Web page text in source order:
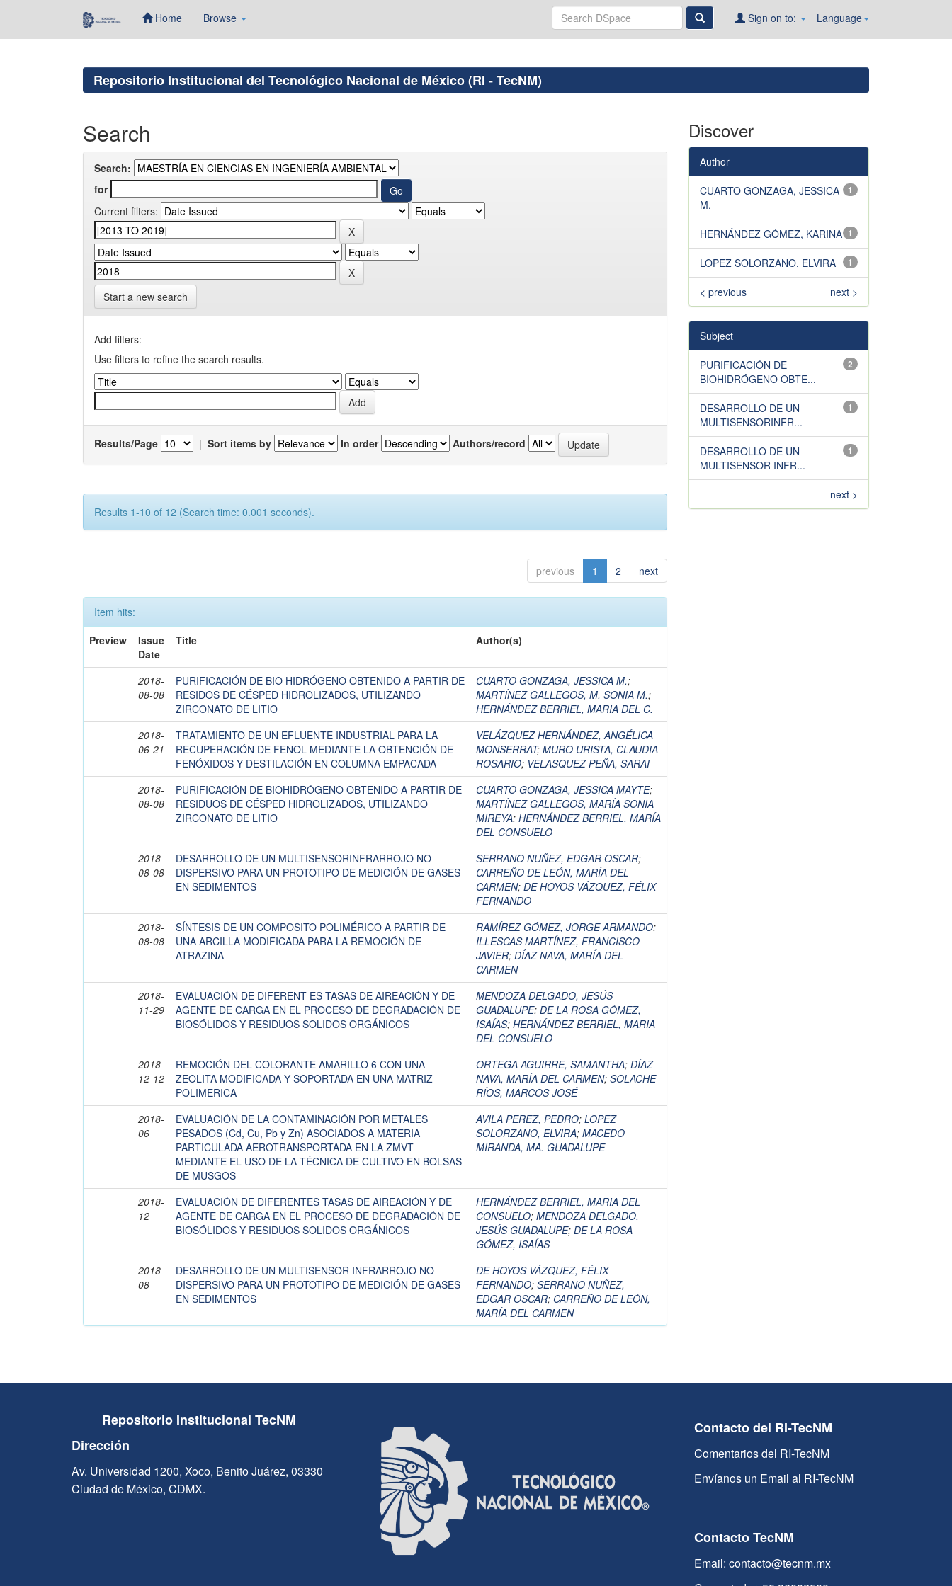
Home Browse Language
Sign on to:
Repositorio Institucional del Tecnológico Nacional de México (RI - TecNM)
Search
Search:
for
Current filters:
Start a new search
Add filters:
Use filters to refine the search results.
Results/Page | Sort items by In order Authors/record
Results 1-10 of 12 (Search time: 0.001 seconds).
previous 1 2 next
Item hits:
Preview
Issue
Date
Title Author(s)
2018-
08-08
PURIFICACIÓN DE BIO HIDRÓGENO OBTENIDO A PARTIR DE
RESIDOS DE CÉSPED HIDROLIZADOS, UTILIZANDO
ZIRCONATO DE LITIO
CUARTO GONZAGA, JESSICA M.;
MARTÍNEZ GALLEGOS, M. SONIA M.;
HERNÁNDEZ BERRIEL, MARIA DEL C.
2018-
06-21
TRATAMIENTO DE UN EFLUENTE INDUSTRIAL PARA LA
RECUPERACIÓN DE FENOL MEDIANTE LA OBTENCIÓN DE
FENÓXIDOS Y DESTILACIÓN EN COLUMNA EMPACADA
VELÁZQUEZ HERNÁNDEZ, ANGÉLICA
MONSERRAT; MURO URISTA, CLAUDIA
ROSARIO; VELASQUEZ PEÑA, SARAI
2018-
08-08
PURIFICACIÓN DE BIOHIDRÓGENO OBTENIDO A PARTIR DE
RESIDUOS DE CÉSPED HIDROLIZADOS, UTILIZANDO
ZIRCONATO DE LITIO
CUARTO GONZAGA, JESSICA MAYTE;
MARTÍNEZ GALLEGOS, MARÍA SONIA
MIREYA; HERNÁNDEZ BERRIEL, MARÍA
DEL CONSUELO
2018-
08-08
DESARROLLO DE UN MULTISENSORINFRARROJO NO
DISPERSIVO PARA UN PROTOTIPO DE MEDICIÓN DE GASES
EN SEDIMENTOS
SERRANO NUÑEZ, EDGAR OSCAR;
CARREÑO DE LEÓN, MARÍA DEL
CARMEN; DE HOYOS VÁZQUEZ, FÉLIX
FERNANDO
2018-
08-08
SÍNTESIS DE UN COMPOSITO POLIMÉRICO A PARTIR DE
UNA ARCILLA MODIFICADA PARA LA REMOCIÓN DE
ATRAZINA
RAMÍREZ GÓMEZ, JORGE ARMANDO;
ILLESCAS MARTÍNEZ, FRANCISCO
JAVIER; DÍAZ NAVA, MARÍA DEL
CARMEN
2018-
11-29
EVALUACIÓN DE DIFERENT ES TASAS DE AIREACIÓN Y DE
AGENTE DE CARGA EN EL PROCESO DE DEGRADACIÓN DE
BIOSÓLIDOS Y RESIDUOS SOLIDOS ORGÁNICOS
MENDOZA DELGADO, JESÚS
GUADALUPE; DE LA ROSA GÓMEZ,
ISAÍAS; HERNÁNDEZ BERRIEL, MARIA
DEL CONSUELO
2018-
12-12
REMOCIÓN DEL COLORANTE AMARILLO 6 CON UNA
ZEOLITA MODIFICADA Y SOPORTADA EN UNA MATRIZ
POLIMERICA
ORTEGA AGUIRRE, SAMANTHA; DÍAZ
NAVA, MARÍA DEL CARMEN; SOLACHE
RÍOS, MARCOS JOSÉ
2018-
06
EVALUACIÓN DE LA CONTAMINACIÓN POR METALES
PESADOS (Cd, Cu, Pb y Zn) ASOCIADOS A MATERIA
PARTICULADA AEROTRANSPORTADA EN LA ZMVT
MEDIANTE EL USO DE LA TÉCNICA DE CULTIVO EN BOLSAS
DE MUSGOS
AVILA PEREZ, PEDRO; LOPEZ
SOLORZANO, ELVIRA; MACEDO
MIRANDA, MA. GUADALUPE
2018-
12
EVALUACIÓN DE DIFERENTES TASAS DE AIREACIÓN Y DE
AGENTE DE CARGA EN EL PROCESO DE DEGRADACIÓN DE
BIOSÓLIDOS Y RESIDUOS SOLIDOS ORGÁNICOS
HERNÁNDEZ BERRIEL, MARIA DEL
CONSUELO; MENDOZA DELGADO,
JESÚS GUADALUPE; DE LA ROSA
GÓMEZ, ISAÍAS
2018-
08
DESARROLLO DE UN MULTISENSOR INFRARROJO NO
DISPERSIVO PARA UN PROTOTIPO DE MEDICIÓN DE GASES
EN SEDIMENTOS
DE HOYOS VÁZQUEZ, FÉLIX
FERNANDO; SERRANO NUÑEZ,
EDGAR OSCAR; CARREÑO DE LEÓN,
MARÍA DEL CARMEN
Discover
Author
1
CUARTO GONZAGA, JESSICA
M.
1
HERNÁNDEZ GÓMEZ, KARINA
1
LOPEZ SOLORZANO, ELVIRA
< previous next >
Subject
2
PURIFICACIÓN DE
BIOHIDRÓGENO OBTE...
1
DESARROLLO DE UN
MULTISENSORINFR...
1
DESARROLLO DE UN
MULTISENSOR INFR...
next >
Repositorio Institucional TecNM
Dirección
Av. Universidad 1200, Xoco, Benito Juárez, 03330
Ciudad de México, CDMX.
Contacto del RI-TecNM
Comentarios del RI-TecNM
Envíanos un Email al RI-TecNM
Contacto TecNM
Email: contacto@tecnm.mx